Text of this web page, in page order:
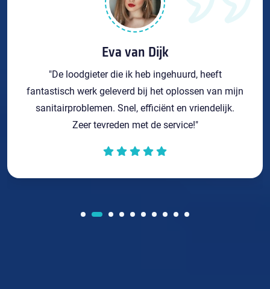
Eva van Dijk
"De loodgieter die ik heb ingehuurd, heeft
fantastisch werk geleverd bij het oplossen van mijn
sanitairproblemen. Snel, efficiënt en vriendelijk.
Zeer tevreden met de service!"